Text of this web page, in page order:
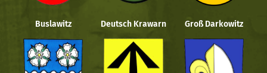
Buslawitz Deutsch Krawarn Groß Darkowitz